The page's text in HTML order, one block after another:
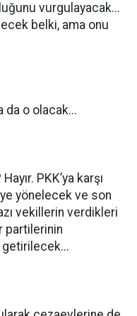
vurgulayacak...
belki, ama onu
da o olacak...
PKK’ya karşı
yönelecek ve son
vekillerin verdikleri
partilerinin
getirilecek...